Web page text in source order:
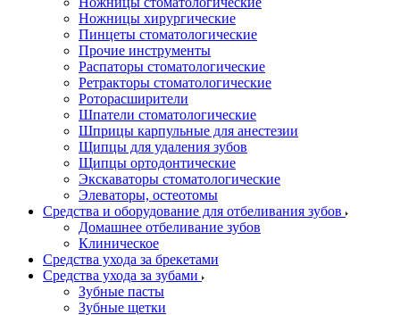
Ножницы хирургические
Пинцеты стоматологические
Прочие инструменты
Распаторы стоматологические
Ретракторы стоматологические
Роторасширители
Шпатели стоматологические
Шприцы карпульные для анестезии
Щипцы для удаления зубов
Щипцы ортодонтические
Экскаваторы стоматологические
Элеваторы, остеотомы
Средства и оборудование для отбеливания зубов
Домашнее отбеливание зубов
Клиническое
Средства ухода за брекетами
Средства ухода за зубами
Зубные пасты
Зубные щетки